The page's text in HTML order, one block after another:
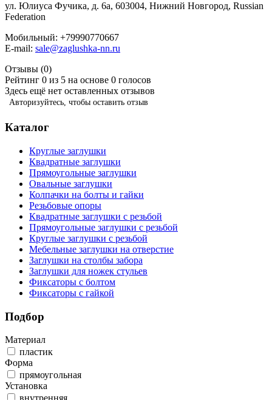
ул. Юлиуса Фучика, д. 6а, 603004, Нижний Новгород, Russian
Federation
Мобильный: +79990770667
E-mail: sale@zaglushka-nn.ru
Отзывы (0)
Рейтинг 0 из 5 на основе 0 голосов
Здесь ещё нет оставленных отзывов
Авторизуйтесь, чтобы оставить отзыв
Каталог
Круглые заглушки
Квадратные заглушки
Прямоугольные заглушки
Овальные заглушки
Колпачки на болты и гайки
Резьбовые опоры
Квадратные заглушки с резьбой
Прямоугольные заглушки с резьбой
Круглые заглушки с резьбой
Мебельные заглушки на отверстие
Заглушки на столбы забора
Заглушки для ножек стульев
Фиксаторы с болтом
Фиксаторы с гайкой
Подбор
Материал
пластик
Форма
прямоугольная
Установка